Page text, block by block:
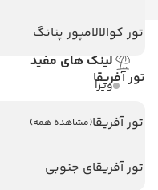
تور کوالالامپور پنانگ
تور آفریقا
تور آفریقا(مشاهده همه)
تور آفریقای جنوبی
لینک های مفید
ویزا
ویزا کانادا
تماس با ما